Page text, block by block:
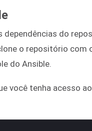
dependências do
o repositório com
do Ansible.
você tenha acesso